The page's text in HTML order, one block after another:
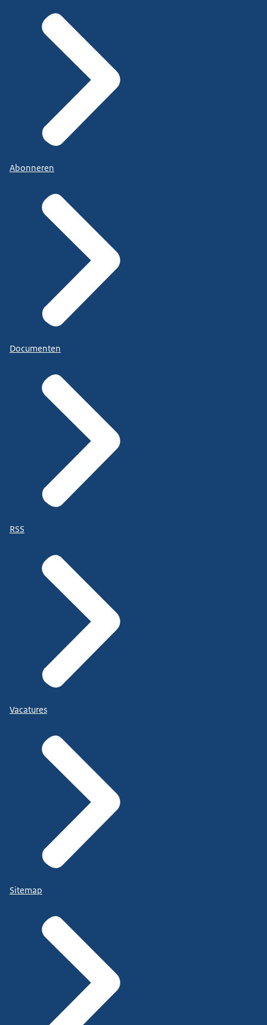
Abonneren
Documenten
RSS
Vacatures
Sitemap